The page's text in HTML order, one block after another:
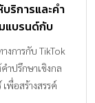
ริการและคำ
แบรนด์กับ
ตแก่ธุรกิจแบ
การกับ TikTok
ำปรึกษาเชิงกล
พื่อสร้างสรรค์